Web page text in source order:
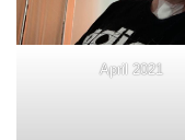
April 2021